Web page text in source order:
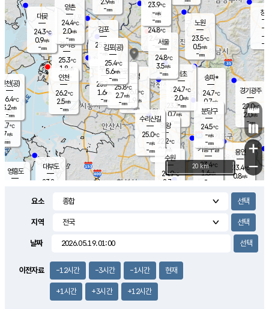
의도
℃
m/s
mm
영흥도
과천
23.3℃
0.7m/s
- mm
용인
23.4℃
0.8m/s
경기광주
22.0℃
2.0m/s
-mm
1.6m/s
대부도
23.8
경서동
25.3℃
1.8 m/s
-mm
m/s
-mm
대곶
24.3℃
0.9m/s
-mm
창
-
-m/
-
의왕
22.2℃
0.0m/s
mm
김포
25.1℃
-m/s
mm
광명
26.0
℃
1.9 m/s
-mm
부천
25.7℃
1.6m/s
-mm
양촌
24.4℃
2.0m/s
-mm
구로
25.8℃
2.7m/s
-mm
은평
24.8℃
2.4 m/s
- mm
노원
23.5℃
0.5m/s
-mm
송파*
24.7℃
0.7m/s
-mm
서초
24.7℃
2.0m/s
-mm
기흥구갈
23.4℃
1.6m/s
-
수리산길
25.0℃
-m/s
-mm
분당구
24.5℃
-m/s
-mm
23.9℃
-m/s
-mm
인천(공)
26.4℃
3.2m/s
-mm
김포(공)
25.4℃
5.6m/s
-mm
수원
24.9℃
2.7 m/s
인천
26.2℃
2.5m/s
-mm
서울
24.8℃
3.5m/s
-mm
+
−
20 km
요소
지역
날짜
이전자료 -12시간 -3시간 -1시간 현재
+1시간 +3시간 +12시간